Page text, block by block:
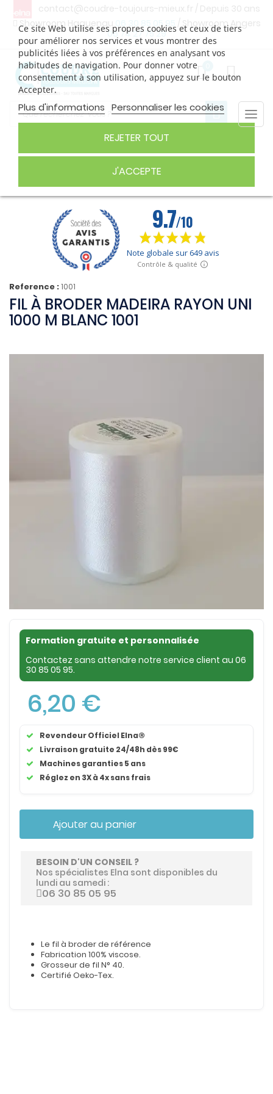
contact@coudre-toujours-mieux.fr / Depuis 30 ans
Showroom Haguenau
06 30 85 05 95
/ Showroom Angers
06 74 27 75 29
Ce site Web utilise ses propres cookies et ceux de tiers
pour améliorer nos services et vous montrer des
publicités liées à vos préférences en analysant vos
habitudes de navigation. Pour donner votre
consentement à son utilisation, appuyez sur le bouton
Accepter.
Plus d'informations Personnaliser les cookies
REJETER TOUT
J'ACCEPTE
FIL À BRODER
Reference :1001
FIL À BRODER MADEIRA RAYON UNI
1000 M BLANC 1001
Formation gratuite et personnalisée
Contactez sans attendre notre service client au 06
30 85 05 95.
6,20 €
Revendeur Officiel Elna®
Livraison gratuite 24/48h dès 99€
Machines garanties 5 ans
Réglez en 3X à 4x sans frais
Ajouter au panier
BESOIN D'UN CONSEIL ?
Nos spécialistes Elna sont disponibles du
lundi au samedi :
06 30 85 05 95
Le fil à broder de référence
Fabrication 100% viscose.
Grosseur de fil N° 40.
Certifié Oeko-Tex.